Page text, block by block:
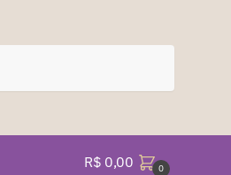
R$ 0,00 0